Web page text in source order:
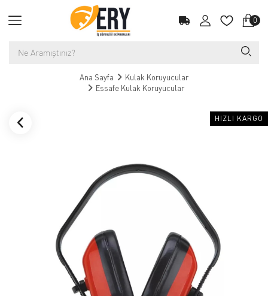
0
Ana Sayfa
Kulak Koruyucular
Essafe Kulak Koruyucular
HIZLI KARGO